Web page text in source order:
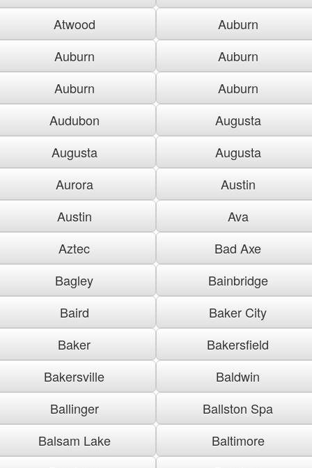
Atwood
Auburn
Auburn
Auburn
Auburn
Auburn
Audubon
Augusta
Augusta
Augusta
Aurora
Austin
Austin
Ava
Aztec
Bad Axe
Bagley
Bainbridge
Baird
Baker City
Baker
Bakersfield
Bakersville
Baldwin
Ballinger
Ballston Spa
Balsam Lake
Baltimore